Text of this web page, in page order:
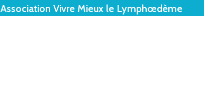
Association Vivre Mieux le Lymphœdème